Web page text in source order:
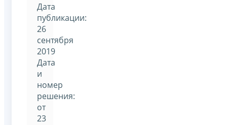
Дата
публикации:
26
сентября
2019
Дата
и
номер
решения:
от
23